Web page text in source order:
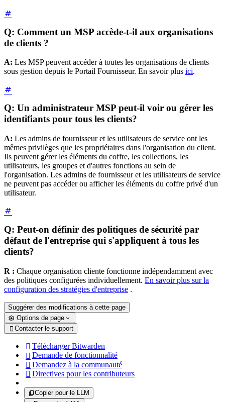
Q: Comment un MSP accède-t-il aux organisations
de clients ?
A: Les MSP peuvent accéder à toutes les organisations de clients
sous gestion depuis le Portail Fournisseur. En savoir plus ici.
Q: Un administrateur MSP peut-il voir ou gérer les
identifiants pour tous les clients?
A: Les admins de fournisseur et les utilisateurs de service ont les
mêmes privilèges que les propriétaires dans l'organisation du client.
Ils peuvent gérer les éléments du coffre, les collections, les
utilisateurs, les groupes et d'autres fonctions au sein de
l'organisation. Les admins de fournisseur et les utilisateurs de service
ne peuvent pas accéder ou afficher les éléments du coffre privé d'un
utilisateur.
Q: Peut-on définir des politiques de sécurité par
défaut de l'entreprise qui s'appliquent à tous les
clients?
R : Chaque organisation cliente fonctionne indépendamment avec
des politiques configurées individuellement. En savoir plus sur la
configuration des stratégies d'entreprise .
Suggérer des modifications à cette page
Options de page
 Contacter le support
 Télécharger Bitwarden
 Demande de fonctionnalité
 Demandez à la communauté
 Directives pour les contributeurs
Copier pour le LLM